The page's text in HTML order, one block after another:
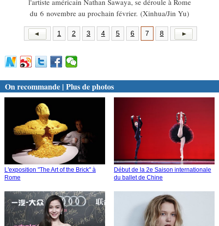
l'artiste américain Nathan Sawaya, se déroule à Rome
du 6 novembre au prochain février. (Xinhua/Jin Yu)
1 2 3 4 5 6 7 8
On recommande | Plus de photos
L'exposition "The Art of the Brick" à
Rome
Début de la 2e Saison internationale
du ballet de Chine